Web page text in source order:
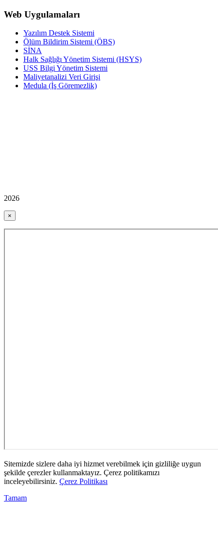
Web Uygulamaları
Yazılım Destek Sistemi
Ölüm Bildirim Sistemi (ÖBS)
SİNA
Halk Sağlığı Yönetim Sistemi (HSYS)
USS Bilgi Yönetim Sistemi
Maliyetanalizi Veri Girişi
Medula (İş Göremezlik)
2026
×
Sitemizde sizlere daha iyi hizmet verebilmek için gizliliğe uygun
şekilde çerezler kullanmaktayız. Çerez politikamızı
inceleyebilirsiniz. Çerez Politikası
Tamam